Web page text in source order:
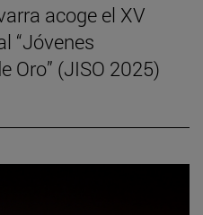
acoge el XV
“Jóvenes
Oro” (JISO 2025)